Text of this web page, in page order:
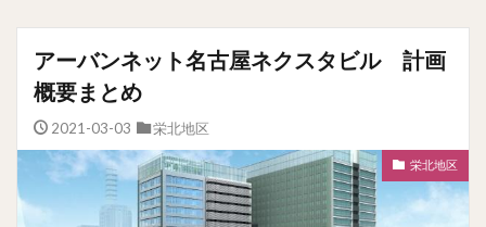
アーバンネット名古屋ネクスタビル 計画
概要まとめ
2021-03-03 栄北地区
栄北地区